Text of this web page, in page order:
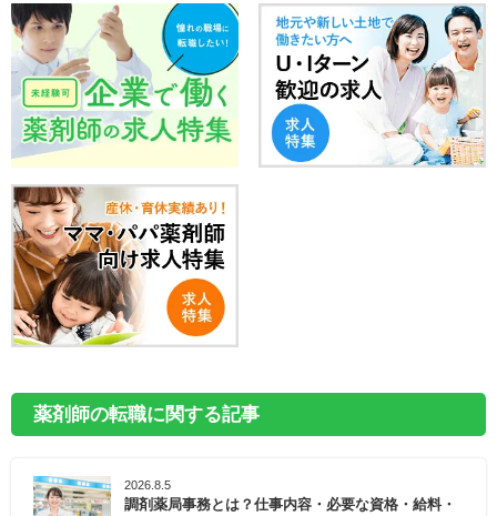
薬剤師の転職に関する記事
2026.8.5
調剤薬局事務とは？仕事内容・必要な資格・給料・